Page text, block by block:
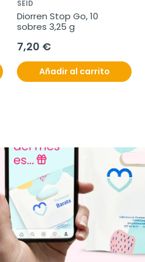
SEID
Diorren Stop Go, 10
sobres 3,25 g
7,20 €
Añadir al carrito